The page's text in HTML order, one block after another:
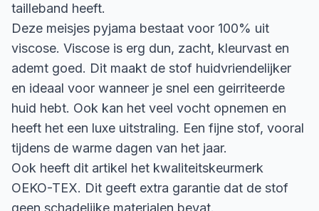
tailleband heeft.
Deze meisjes pyjama bestaat voor 100% uit
viscose. Viscose is erg dun, zacht, kleurvast en
ademt goed. Dit maakt de stof huidvriendelijker
en ideaal voor wanneer je snel een geirriteerde
huid hebt. Ook kan het veel vocht opnemen en
heeft het een luxe uitstraling. Een fijne stof, vooral
tijdens de warme dagen van het jaar.
Ook heeft dit artikel het kwaliteitskeurmerk
OEKO-TEX. Dit geeft extra garantie dat de stof
geen schadelijke materialen bevat.